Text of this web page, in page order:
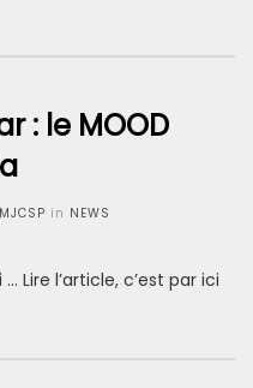
: le MOOD
in NEWS
Lire l’article, c’est par ici